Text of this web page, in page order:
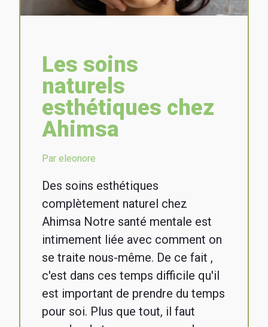
Les soins
naturels
esthétiques chez
Ahimsa
Par eleonore
Des soins esthétiques
complètement naturel chez
Ahimsa Notre santé mentale est
intimement liée avec comment on
se traite nous-même. De ce fait ,
c'est dans ces temps difficile qu'il
est important de prendre du temps
pour soi. Plus que tout, il faut